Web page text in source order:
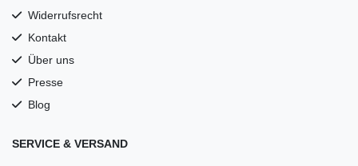
Widerrufsrecht
Kontakt
Über uns
Presse
Blog
SERVICE & VERSAND